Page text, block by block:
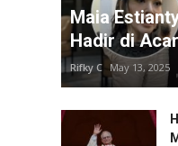
Maia
Hadir di
Rifky C May 13, 2025